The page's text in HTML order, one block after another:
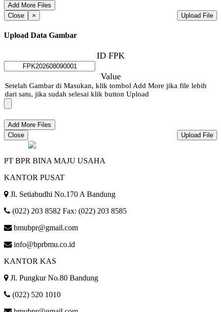
Upload File
Close ×
Upload Data Gambar
ID FPK
Value
Setelah Gambar di Masukan, klik tombol Add More jika file lebih
dari satu, jika sudah selesai klik button Upload
Upload File
Close
PT BPR BINA MAJU USAHA
KANTOR PUSAT
Jl. Setiabudhi No.170 A Bandung
(022) 203 8582 Fax: (022) 203 8585
bmubpr@gmail.com
info@bprbmu.co.id
KANTOR KAS
Jl. Pungkur No.80 Bandung
(022) 520 1010